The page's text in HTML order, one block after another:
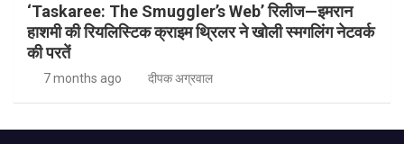
‘Taskaree: The Smuggler’s Web’ रिलीज—इमरान
हाशमी की रियलिस्टिक क्राइम थ्रिलर ने खोली स्मगलिंग नेटवर्क
की परतें
7 months ago दीपक अग्रवाल